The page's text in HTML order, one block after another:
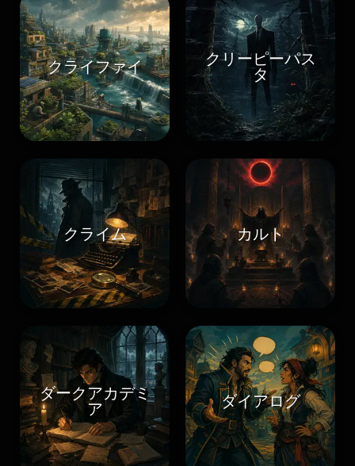
クライファイ
クリーピーパス
タ
クライム カルト
ダークアカデミ
ア
ダイアログ